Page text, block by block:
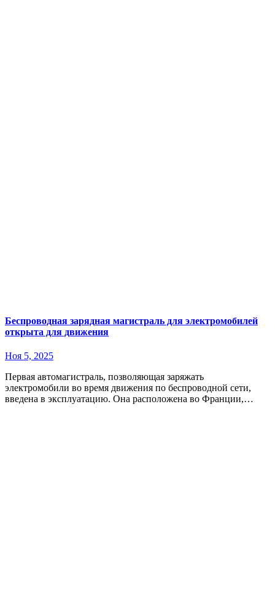
Беспроводная зарядная магистраль для электромобилей
открыта для движения
Ноя 5, 2025
Первая автомагистраль, позволяющая заряжать
электромобили во время движения по беспроводной сети,
введена в эксплуатацию. Она расположена во Франции,…